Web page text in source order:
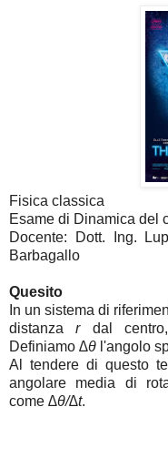
Fisica classica
Esame di Dinamica del
Docente: Dott. Ing.
Barbagallo
Quesito
In un sistema di
distanzardal centro,
Definiamo ∆θ l'angolo
Al tendere di questo
angolare media di
come ∆θ/∆t.